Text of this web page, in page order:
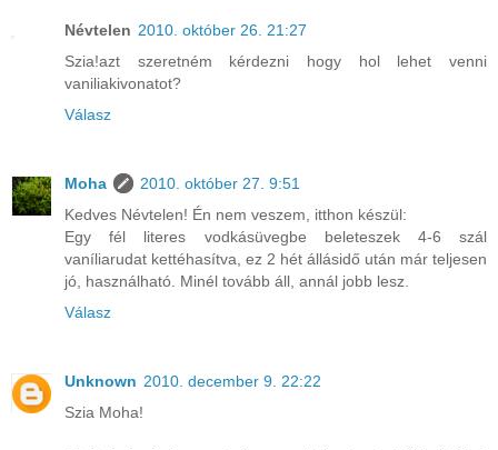
Névtelen 2010. október 26. 21:27
Szia!azt szeretném kérdezni hogy hol lehet venni
vaniliakivonatot?
Válasz
Moha
2010. október 27. 9:51
Kedves Névtelen! Én nem veszem, itthon készül:
Egy fél literes vodkásüvegbe beleteszek 4-6 szál
vaníliarudat kettéhasítva, ez 2 hét állásidő után már teljesen
jó, használható. Minél tovább áll, annál jobb lesz.
Válasz
Unknown 2010. december 9. 22:22
Szia Moha!